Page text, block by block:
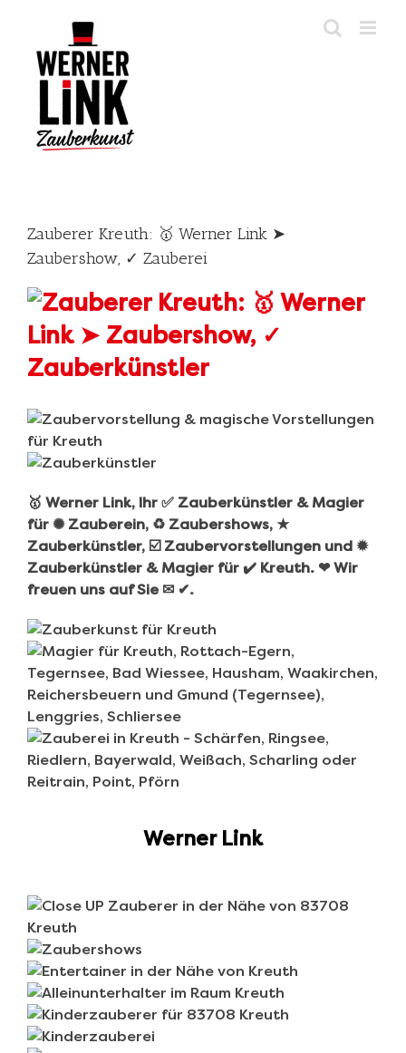
content
Zauberer Kreuth: 🥇 Werner Link ➤
Zaubershow, ✓ Zauberei
🥇 Werner Link, Ihr ✅ Zauberkünstler & Magier
für ✺ Zauberein, ♻ Zaubershows, ★
Zauberkünstler, ☑️ Zaubervorstellungen und ✹
Zauberkünstler & Magier für ✔️ Kreuth. ❤ Wir
freuen uns auf Sie ✉ ✔.
Werner Link